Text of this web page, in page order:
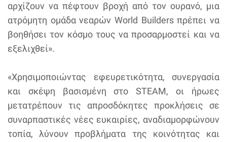
αρχίζουν να πέφτουν βροχή από τον ουρανό, μια
ατρόμητη ομάδα νεαρών World Builders πρέπει να
βοηθήσει τον κόσμο τους να προσαρμοστεί και να
εξελιχθεί».
«Χρησιμοποιώντας εφευρετικότητα, συνεργασία
και σκέψη βασισμένη στο STEAM, οι ήρωες
μετατρέπουν τις απροσδόκητες προκλήσεις σε
συναρπαστικές νέες ευκαιρίες, αναδιαμορφώνουν
τοπία, λύνουν προβλήματα της κοινότητας και